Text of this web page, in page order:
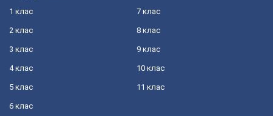
1 клас
2 клас
3 клас
4 клас
5 клас
6 клас
7 клас
8 клас
9 клас
10 клас
11 клас